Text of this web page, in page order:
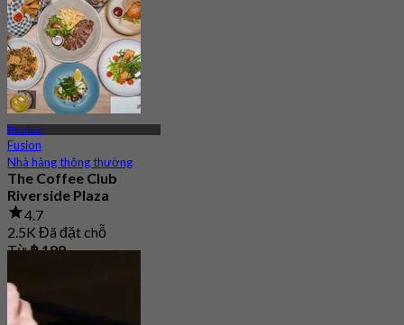
Thonburi
Fusion
Nhà hàng thông thường
The Coffee Club
Riverside Plaza
4.7
2.5K Đã đặt chỗ
Từ฿ 189